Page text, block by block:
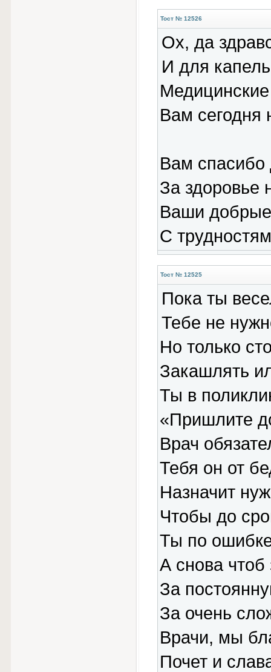
Тост № 12526
Ох, да
И для
Вам сегодня
Вам спасибо
За здоровье
Ваши
С
Тост № 12525
Пока ты
Тебе не
Но только
Закашлять
Ты в
«Пришлите
Врач
Тебя он от
Назначит
Чтобы до
Ты по
А снова
За
За очень
Врачи, мы
Почет и